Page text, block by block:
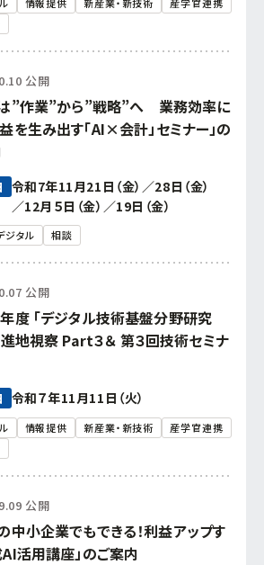
したい
い
援課
援センター
議会
公開
は”作業”から”戦略”へ 業務効率に
を生み出す「AI×会計」セミナー」の
令和7年11月21日（金）／28日（金）
／12月５日（金）／19日（金）
ジタル 相談
公開
度 「デジタル技術基盤分野研究
進地視察 Part３＆ 第３回技術セミナ
令和７年11月11日（火）
情報提供 新産業・新技術
産学官連携
公開
中小企業でもできる！利益アップす
活用講座」のご案内